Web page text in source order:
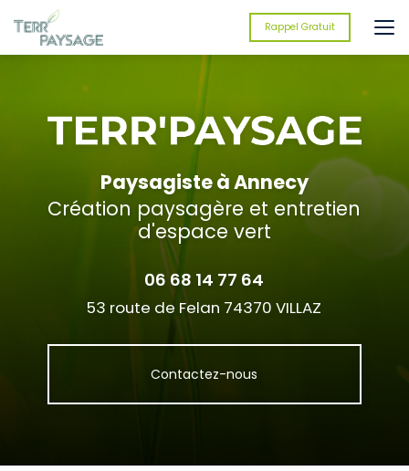
au
contenu
principal
Rappel Gratuit
Paysagiste à Annecy
Création paysagère et entretien
d'espace vert
06 68 14 77 64
53 route de Felan 74370 VILLAZ
Contactez-nous